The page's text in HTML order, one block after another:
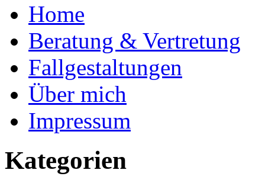
Home
Beratung & Vertretung
Fallgestaltungen
Über mich
Impressum
Kategorien